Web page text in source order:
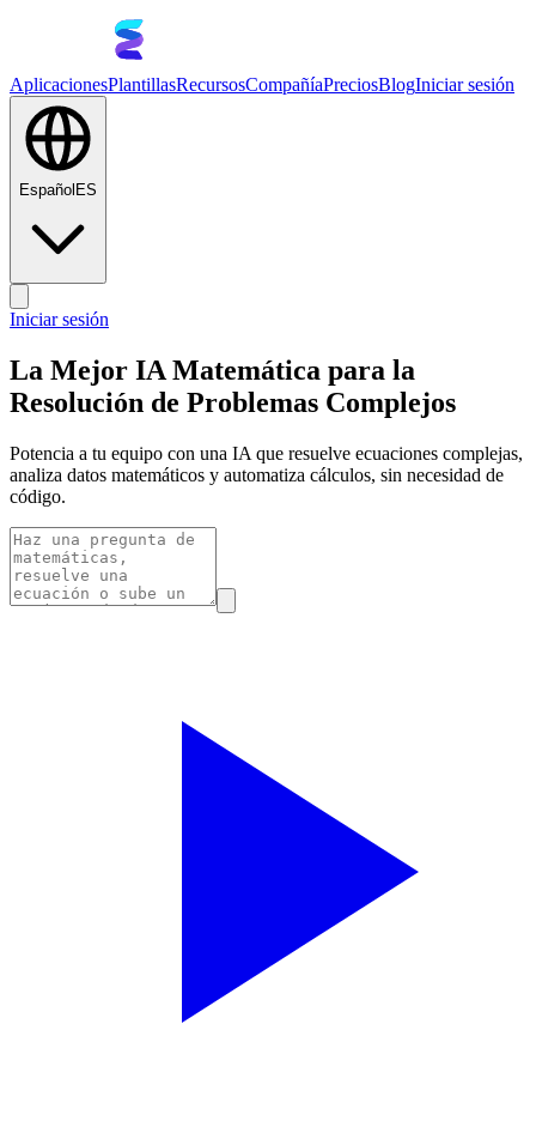
AplicacionesPlantillasRecursosCompañíaPreciosBlogIniciar sesión
Español ES
Iniciar sesión
La Mejor IA Matemática para la
Resolución de Problemas Complejos
Potencia a tu equipo con una IA que resuelve ecuaciones complejas,
analiza datos matemáticos y automatiza cálculos, sin necesidad de
código.